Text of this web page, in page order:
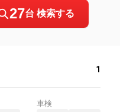
27台 検索する
1
車検